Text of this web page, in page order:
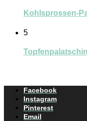
Kohlsprossen-
5
Facebook
Instagram
Pinterest
Email